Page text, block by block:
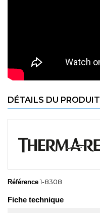
DÉTAILS DU PRODUIT
Référence 1-8308
Fiche technique